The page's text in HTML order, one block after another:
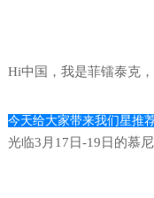
Hi中国，我是菲镭泰克，
今天给大家带来我们星推
光临3月17日-19日的慕